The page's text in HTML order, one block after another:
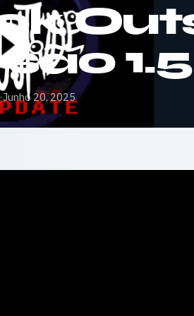
1.5
·Junho 20, 2025